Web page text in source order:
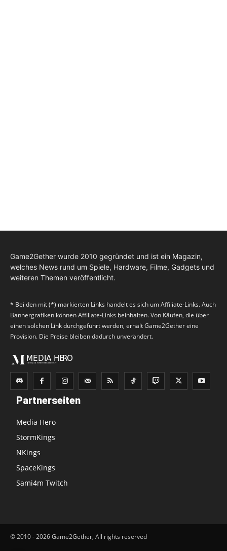
Game2Gether wurde 2010 gegründet und ist ein Magazin,
welches News rund um Spiele, Hardware, Filme, Gadgets und
weiteren Themen veröffentlicht.
* Bei den mit (*) markierten Links handelt es sich um Affiliate-Links. Auch
Bannergrafiken können Affiliate-Links beinhalten. Von Käufen, die über
einen solchen Link durchgeführt werden, erhält Game2Gether eine
Provision. Die Preise bleiben dadurch unverändert.
Partnerseiten
Media Hero
StormKings
NKings
SpaceKings
Sami4m Twitch
© 2010 - 2026 Game2Gether, All rights reserved